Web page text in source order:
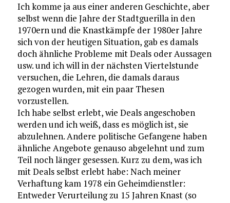
Ich komme ja aus einer anderen Geschichte, aber
selbst wenn die Jahre der Stadtguerilla in den
1970ern und die Knastkämpfe der 1980er Jahre
sich von der heutigen Situation, gab es damals
doch ähnliche Probleme mit Deals oder Aussagen
usw. und ich will in der nächsten Viertelstunde
versuchen, die Lehren, die damals daraus
gezogen wurden, mit ein paar Thesen
vorzustellen.
Ich habe selbst erlebt, wie Deals angeschoben
werden und ich weiß, dass es möglich ist, sie
abzulehnen. Andere politische Gefangene haben
ähnliche Angebote genauso abgelehnt und zum
Teil noch länger gesessen. Kurz zu dem, was ich
mit Deals selbst erlebt habe: Nach meiner
Verhaftung kam 1978 ein Geheimdienstler:
Entweder Verurteilung zu 15 Jahren Knast (so